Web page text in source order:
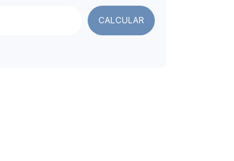
Alterar CEP
CALCULAR